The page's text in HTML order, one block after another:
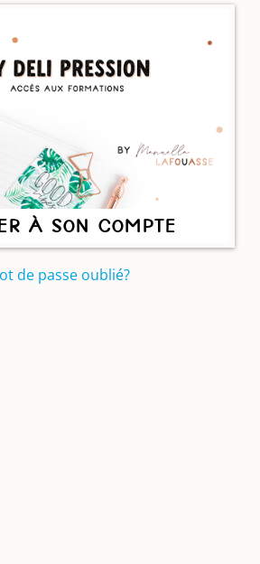
à son compte
de passe oublié?